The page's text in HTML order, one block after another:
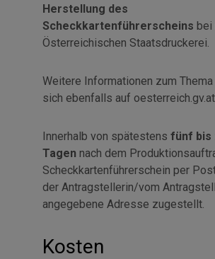
Herstellung des
Scheckkartenführerscheins bei
Österreichischen Staatsdruckerei.
Weitere Informationen zum Thema
sich ebenfalls auf
Innerhalb von spätestens fünf bis
Tagen nach dem
Scheckkartenführerschein per
der Antragstellerin/vom
angegebene Adresse zugestellt.
Kosten